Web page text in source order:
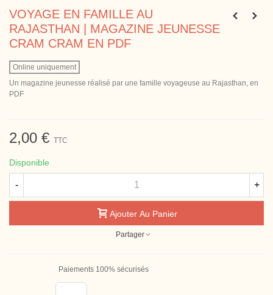
VOYAGE EN FAMILLE AU
RAJASTHAN | MAGAZINE JEUNESSE
CRAM CRAM EN PDF
Online uniquement
Un magazine jeunesse réalisé par une famille voyageuse au Rajasthan, en
PDF
2,00 € TTC
Disponible
- +
Ajouter Au Panier
Partager
Paiements 100% sécurisés